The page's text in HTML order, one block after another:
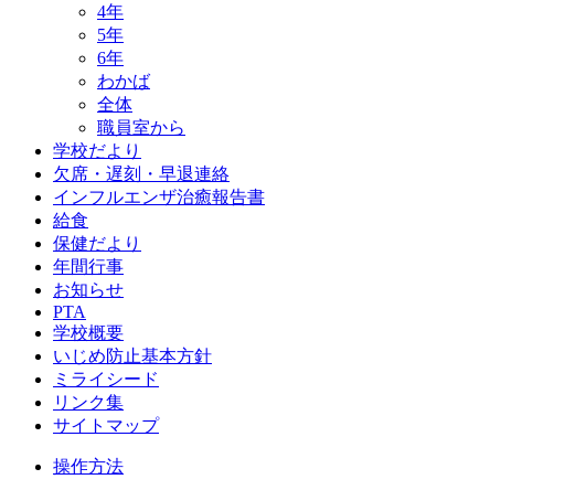
4年
5年
6年
わかば
全体
職員室から
学校だより
欠席・遅刻・早退連絡
インフルエンザ治癒報告書
給食
保健だより
年間行事
お知らせ
PTA
学校概要
いじめ防止基本方針
ミライシード
リンク集
サイトマップ
操作方法